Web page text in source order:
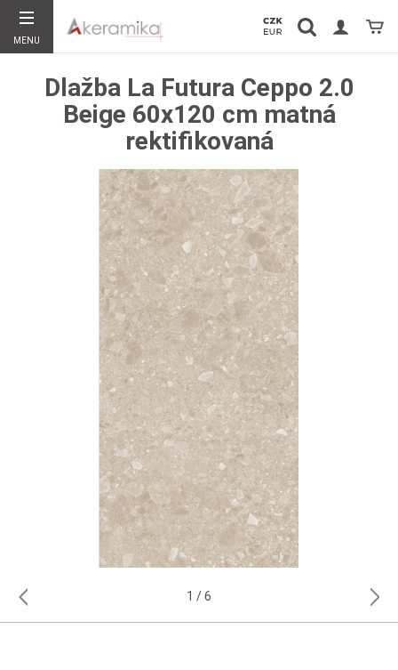
MENU
Vyhledávání Košík
Dlažba La Futura Ceppo 2.0
Beige 60x120 cm matná
rektifikovaná
1 6